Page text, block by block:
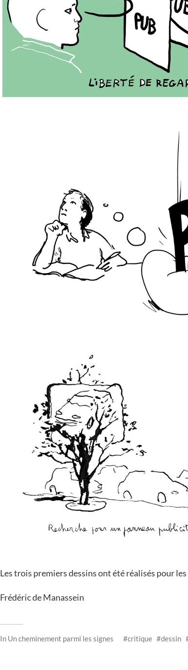
Les trois premiers dessins ont été réalisés pour les
Frédéric de Manassein
In Un cheminement parmi les signes critique dessin